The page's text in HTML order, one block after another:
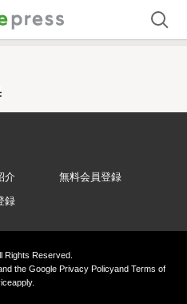
介
無料会員登録
録
Rights Reserved.
the GooglePrivacy Policyand Terms of
apply.